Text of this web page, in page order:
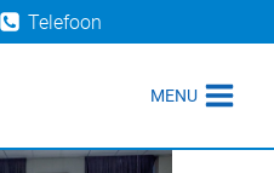
Telefoon
MENU